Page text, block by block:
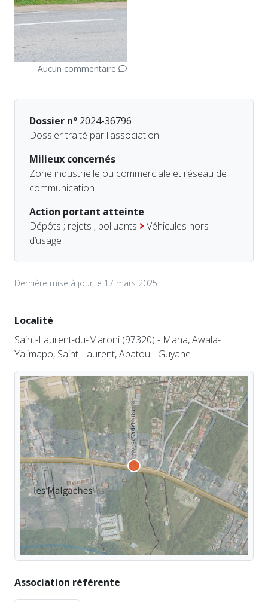
Aucun commentaire
Dossier n° 2024-36796
Dossier traité par l'association
Milieux concernés
Zone industrielle ou commerciale et réseau de
communication
Action portant atteinte
Dépôts ; rejets ; polluants
Véhicules hors
d’usage
Dernière mise à jour le 17 mars 2025
Localité
Saint-Laurent-du-Maroni (97320) - Mana, Awala-
Yalimapo, Saint-Laurent, Apatou - Guyane
Association référente